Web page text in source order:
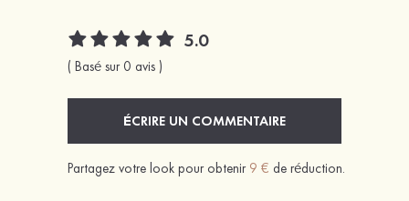
5.0
( Basé sur 0 avis )
ÉCRIRE UN COMMENTAIRE
Partagez votre look pour obtenir 9 € de réduction.